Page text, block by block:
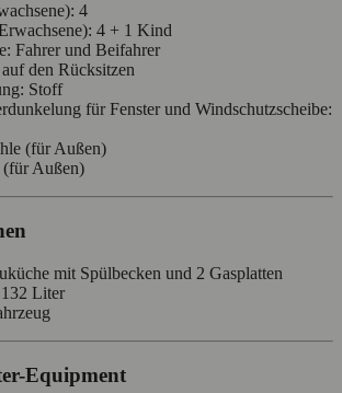
4
4 + 1 Kind
Fahrer und Beifahrer
den Rücksitzen
Stoff
für Fenster und Windschutzscheibe:
(für Außen)
Außen)
mit Spülbecken und 2 Gasplatten
Liter
Equipment